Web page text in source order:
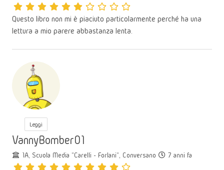
Questo libro non mi è piaciuto particolarmente perché ha una
lettura a mio parere abbastanza lenta.
Leggi
VannyBomber01
1A, Scuola Media "Carelli - Forlani", Conversano 7 anni fa